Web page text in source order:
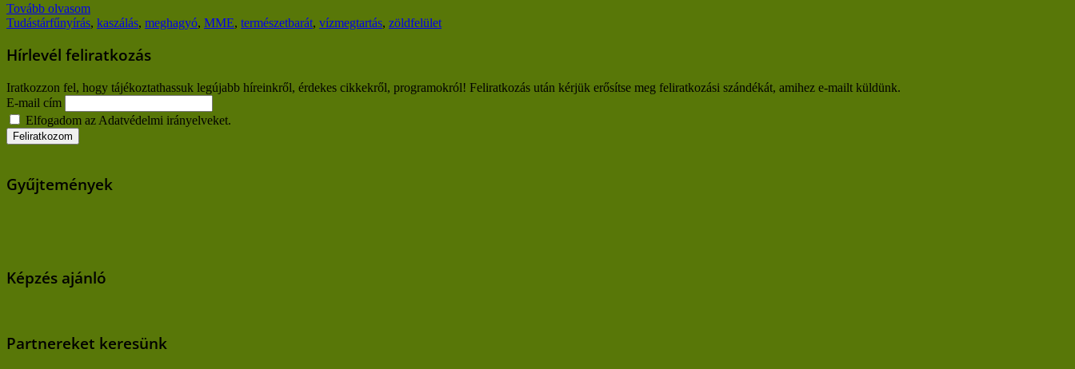
Tovább olvasom
Tudástárfűnyírás, kaszálás, meghagyó, MME, természetbarát, vízmegtartás, zöldfelület
Hírlevél feliratkozás
Iratkozzon fel, hogy tájékoztathassuk legújabb híreinkről, érdekes cikkekről, programokról! Feliratkozás után kérjük erősítse meg feliratkozási szándékát, amihez e-mailt küldünk.
E-mail cím
Elfogadom az Adatvédelmi irányelveket.
Gyűjtemények
Képzés ajánló
Partnereket keresünk